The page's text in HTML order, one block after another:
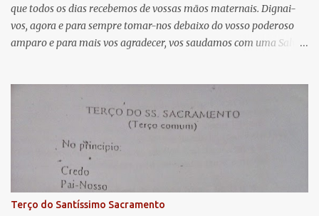
r
i
o
que todos os dias recebemos de vossas mãos maternais. Dignai-
vos, agora e para sempre tomar-nos debaixo do vosso poderoso
amparo e para mais vos agradecer, vos saudamos com uma Salve
lágrimas. Eia, pois, Advogada nossa, estes vossos olhos
misericordiosos a nós volvei, e depois deste desterro, mostrai-nos
Jesus. Bendito é o fruto do vosso ventre, ó clemente, ó piedosa, ó
doce e sempre Virgem Maria. Rogai por nós Santa Mãe de Deus.
Para que sejamos dignos das promessas de Cristo. Amém.
Terço do Santíssimo Sacramento